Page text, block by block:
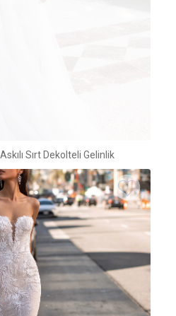
Sırt Dekolteli Gelinlik